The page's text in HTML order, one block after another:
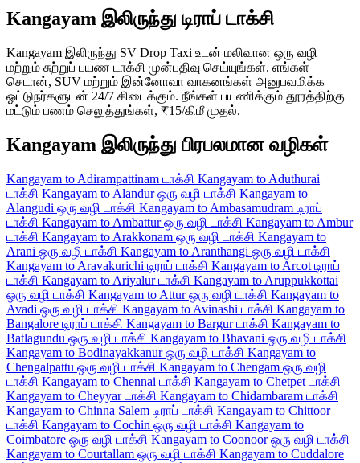
Kangayam இலிருந்து டிராப் டாக்சி
Kangayam இலிருந்து SV Drop Taxi உடன் மலிவான ஒரு வழி
மற்றும் சுற்றுப் பயண டாக்சி முன்பதிவு செய்யுங்கள். எங்கள்
செடான், SUV மற்றும் இன்னோவா வாகனங்கள் அனுபவமிக்க
ஓட்டுநர்களுடன் 24/7 கிடைக்கும். நீங்கள் பயணிக்கும் தூரத்திற்கு
மட்டும் பணம் செலுத்துங்கள், ₹15/கிமீ முதல்.
Kangayam இலிருந்து பிரபலமான வழிகள்
Kangayam to Adirampattinam டாக்சி Kangayam to Aduthurai
டாக்சி Kangayam to Alandur ஒரு வழி டாக்சி Kangayam to
Alangudi ஒரு வழி டாக்சி Kangayam to Ambasamudram டிராப்
டாக்சி Kangayam to Ambattur ஒரு வழி டாக்சி Kangayam to Ambur
டாக்சி Kangayam to Arakkonam ஒரு வழி டாக்சி Kangayam to
Arani ஒரு வழி டாக்சி Kangayam to Aranthangi ஒரு வழி டாக்சி
Kangayam to Aravakurichi டிராப் டாக்சி Kangayam to Arcot டிராப்
டாக்சி Kangayam to Ariyalur டாக்சி Kangayam to Aruppukkottai
ஒரு வழி டாக்சி Kangayam to Attur ஒரு வழி டாக்சி Kangayam to
Avadi ஒரு வழி டாக்சி Kangayam to Avinashi டாக்சி Kangayam to
Bangalore டிராப் டாக்சி Kangayam to Bargur டாக்சி Kangayam to
Batlagundu ஒரு வழி டாக்சி Kangayam to Bhavani ஒரு வழி டாக்சி
Kangayam to Bodinayakkanur ஒரு வழி டாக்சி Kangayam to
Chengalpattu ஒரு வழி டாக்சி Kangayam to Chengam ஒரு வழி
டாக்சி Kangayam to Chennai டாக்சி Kangayam to Chetpet டாக்சி
Kangayam to Cheyyar டாக்சி Kangayam to Chidambaram டாக்சி
Kangayam to Chinna Salem டிராப் டாக்சி Kangayam to Chittoor
டாக்சி Kangayam to Cochin ஒரு வழி டாக்சி Kangayam to
Coimbatore ஒரு வழி டாக்சி Kangayam to Coonoor ஒரு வழி டாக்சி
Kangayam to Courtallam ஒரு வழி டாக்சி Kangayam to Cuddalore